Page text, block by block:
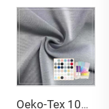
Oeko-Tex 100 認定 ダブルフェース ストレッチ 吸湿性 環境にやさしい 100%ポリエステル ズボン地 生地（レディース・ベビー・キッズ用）